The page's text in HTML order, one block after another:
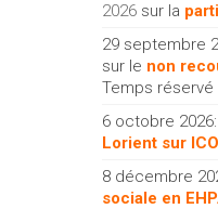
2026sur la
29 septembre
sur le non
Temps réservé
6 octobre 2026:
Lorient sur
8 décembre
sociale en